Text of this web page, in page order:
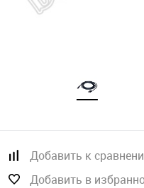
Добавить к
Добавить в